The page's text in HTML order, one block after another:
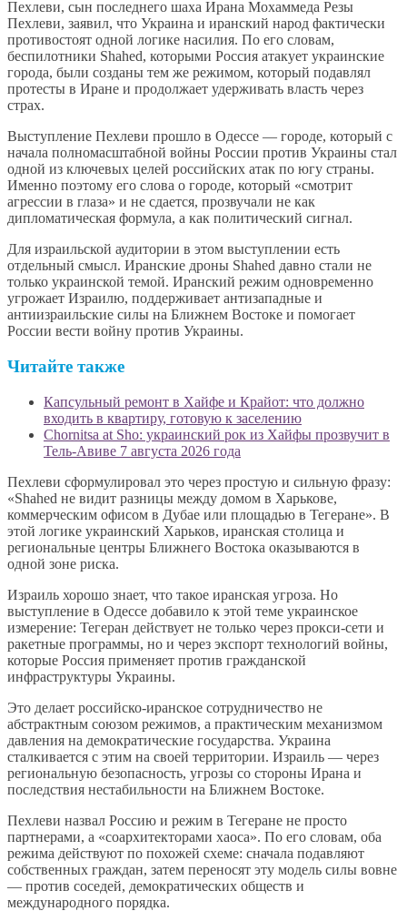
Пехлеви, сын последнего шаха Ирана Мохаммеда Резы
Пехлеви, заявил, что Украина и иранский народ фактически
противостоят одной логике насилия. По его словам,
беспилотники Shahed, которыми Россия атакует украинские
города, были созданы тем же режимом, который подавлял
протесты в Иране и продолжает удерживать власть через
страх.
Выступление Пехлеви прошло в Одессе — городе, который с
начала полномасштабной войны России против Украины стал
одной из ключевых целей российских атак по югу страны.
Именно поэтому его слова о городе, который «смотрит
агрессии в глаза» и не сдается, прозвучали не как
дипломатическая формула, а как политический сигнал.
Для израильской аудитории в этом выступлении есть
отдельный смысл. Иранские дроны Shahed давно стали не
только украинской темой. Иранский режим одновременно
угрожает Израилю, поддерживает антизападные и
антиизраильские силы на Ближнем Востоке и помогает
России вести войну против Украины.
Читайте также
Капсульный ремонт в Хайфе и Крайот: что должно
входить в квартиру, готовую к заселению
Chornitsa at Sho: украинский рок из Хайфы прозвучит в
Тель-Авиве 7 августа 2026 года
Пехлеви сформулировал это через простую и сильную фразу:
«Shahed не видит разницы между домом в Харькове,
коммерческим офисом в Дубае или площадью в Тегеране». В
этой логике украинский Харьков, иранская столица и
региональные центры Ближнего Востока оказываются в
одной зоне риска.
Израиль хорошо знает, что такое иранская угроза. Но
выступление в Одессе добавило к этой теме украинское
измерение: Тегеран действует не только через прокси-сети и
ракетные программы, но и через экспорт технологий войны,
которые Россия применяет против гражданской
инфраструктуры Украины.
Это делает российско-иранское сотрудничество не
абстрактным союзом режимов, а практическим механизмом
давления на демократические государства. Украина
сталкивается с этим на своей территории. Израиль — через
региональную безопасность, угрозы со стороны Ирана и
последствия нестабильности на Ближнем Востоке.
Пехлеви назвал Россию и режим в Тегеране не просто
партнерами, а «соархитекторами хаоса». По его словам, оба
режима действуют по похожей схеме: сначала подавляют
собственных граждан, затем переносят эту модель силы вовне
— против соседей, демократических обществ и
международного порядка.